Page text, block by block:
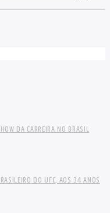
DA CARREIRA NO BRASIL
DO UFC, AOS 34 ANOS